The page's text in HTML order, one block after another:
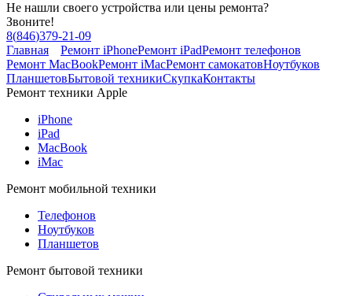
Не нашли своего устройства или цены ремонта?
Звоните!
8(846)379-21-09
Главная
Ремонт iPhoneРемонт iPadРемонт телефонов
Ремонт MacBookРемонт iMacРемонт самокатовНоутбуков
ПланшетовБытовой техникиСкупкаКонтакты
Ремонт техники Apple
iPhone
iPad
MacBook
iMac
Ремонт мобильной техники
Телефонов
Ноутбуков
Планшетов
Ремонт бытовой техники